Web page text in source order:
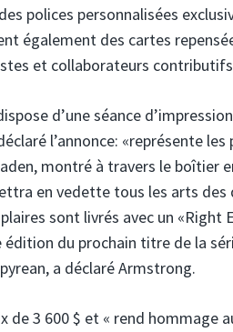
polices personnalisées
également des cartes
et collaborateurs
d’une séance
l’annonce: «représente
montré à travers le boîtier
en vedette tous les arts
sont livrés avec un «Right
du prochain titre de la
a déclaré Armstrong.
de 3 600 $ et « rend hommage